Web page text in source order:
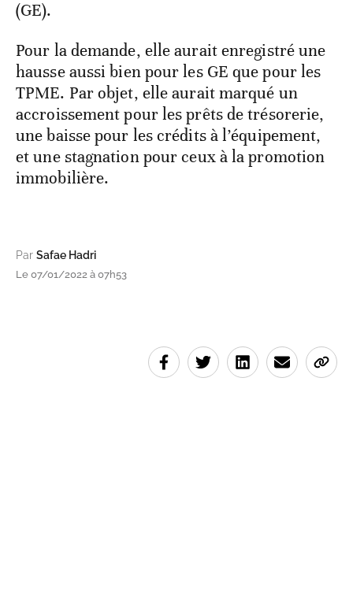
(GE).
Pour la demande, elle aurait enregistré une
hausse aussi bien pour les GE que pour les
TPME. Par objet, elle aurait marqué un
accroissement pour les prêts de trésorerie,
une baisse pour les crédits à l’équipement,
et une stagnation pour ceux à la promotion
immobilière.
Par Safae Hadri
Le 07/01/2022 à 07h53